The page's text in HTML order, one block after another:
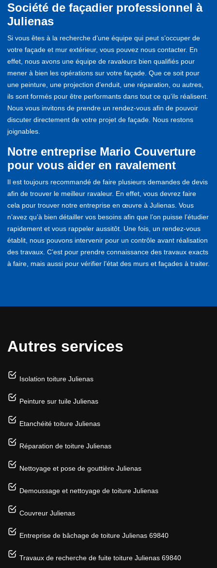
Société de façadier professionnel à
Julienas
Si vous êtes à la recherche d’une équipe qui peut s’occuper de
votre façade et mur extérieur, vous pouvez nous contacter. En
effet, nous avons une équipe de ravaleurs bien qualifiés pour
mener à bien les opérations sur votre façade. Que ce soit pour
une peinture, une projection d’enduit, une réparation, ou autres,
ils sont formés pour être performants dans tout ce qu’ils réalisent.
Nous vous invitons de prendre un rendez-vous afin de pouvoir
discuter directement de votre projet de façade. Nous restons
joignables.
Notre entreprise Mario Couverture
pour vous aider en ravalement
Il est toujours recommandé de faire plusieurs demandes de devis
afin de trouver le meilleur ravaleur. En effet, vous devrez faire
cela pour trouver notre entreprise en œuvre à Julienas. Vous
n’avez qu’à bien détailler vos besoins afin que l’on puisse l’étudier
rapidement et vous rappeler aussitôt. Une fois, un rendez-vous
établit, nous pouvons intervenir pour un contrôle avant réalisation
des travaux. C’est pour prendre connaissance des travaux exacts
à faire, mais aussi pour vérifier l’état des murs et façades à traiter.
Autres services
Isolation toiture Julienas
Peinture sur tuile Julienas
Etanchéité toiture Julienas
Réparation de toiture Julienas
Nettoyage et pose de gouttière Julienas
Demoussage et nettoyage de toiture Julienas
Couvreur Julienas
Entreprise de bâchage de toiture Julienas 69840
Travaux de recherche de fuite toiture Julienas 69840